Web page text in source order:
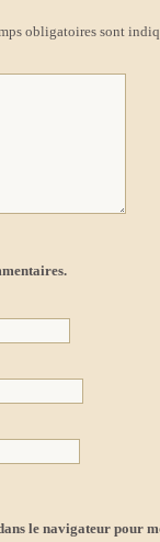
obligatoires sont
le navigateur pour